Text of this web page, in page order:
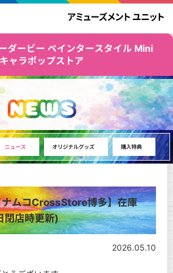
ダービー ペインタースタイル Mini
キャラポップストア
NEWS
ニュース オリジナルグッズ 購入特典
ナムコCrossStore博多】在庫
閉店時更新)
2026.05.10